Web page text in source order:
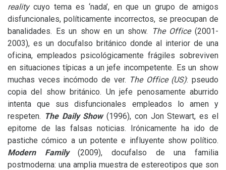
realitycuyo tema es ‘nada’, en que un grupo de amigos
disfuncionales, políticamente incorrectos, se preocupan de
banalidades. Es un show en un show.
The Office(2001-
2003), es un docufalso británico donde al interior de una
oficina, empleados psicológicamente frágiles sobreviven
en situaciones típicas a un jefe incompetente. Es un show
muchas veces incómodo de ver. The Office (US): pseudo
copia del show británico. Un jefe penosamente aburrido
intenta que sus disfuncionales empleados lo amen y
respeten. The Daily Show(1996), con Jon Stewart, es el
epitome de las falsas noticias. Irónicamente ha ido de
pastiche cómico a un potente e influyente show político.
Modern Family(2009), docufalso de una familia
postmoderna: una amplia muestra de estereotipos que son